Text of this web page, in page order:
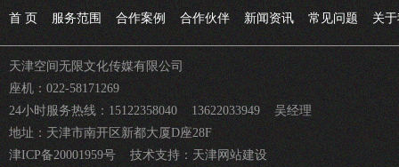
首 页 服务范围 合作案例 合作伙伴 新闻资讯 常见问题 关
天津空间无限文化传媒有限公司
座机：022-58171269
24小时服务热线：15122358040 13622033949 吴经理
地址：天津市南开区新都大厦D座28F
津ICP备20001959号技术支持：天津网站建设